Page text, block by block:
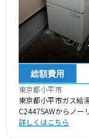
総額費用
東京都小平市
東京都小平市ガス給
C2447SAWからノー
詳しくはこちら